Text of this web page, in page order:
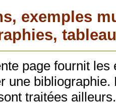
exemples
page fournit
une
traitées ailleurs.